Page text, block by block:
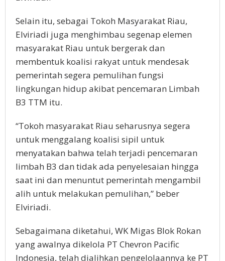
Selain itu, sebagai Tokoh Masyarakat Riau,
Elviriadi juga menghimbau segenap elemen
masyarakat Riau untuk bergerak dan
membentuk koalisi rakyat untuk mendesak
pemerintah segera pemulihan fungsi
lingkungan hidup akibat pencemaran Limbah
B3 TTM itu.
“Tokoh masyarakat Riau seharusnya segera
untuk menggalang koalisi sipil untuk
menyatakan bahwa telah terjadi pencemaran
limbah B3 dan tidak ada penyelesaian hingga
saat ini dan menuntut pemerintah mengambil
alih untuk melakukan pemulihan,” beber
Elviriadi.
Sebagaimana diketahui, WK Migas Blok Rokan
yang awalnya dikelola PT Chevron Pacific
Indonesia, telah dialihkan pengelolaannya ke PT